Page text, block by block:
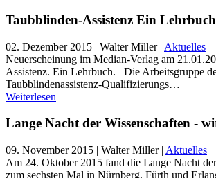
Taubblinden-Assistenz Ein Lehrbuch
02. Dezember 2015 | Walter Miller | Aktuelles
Neuerscheinung im Median-Verlag am
Assistenz. Ein Lehrbuch. Die Arbeitsgruppe
Taubblindenassistenz-Qualifizierungs…
Weiterlesen
Lange Nacht der Wissenschaften -
09. November 2015 | Walter Miller | Aktuelles
Am 24. Oktober 2015 fand die Lange Nacht
zum sechsten Mal in Nürnberg, Fürth und